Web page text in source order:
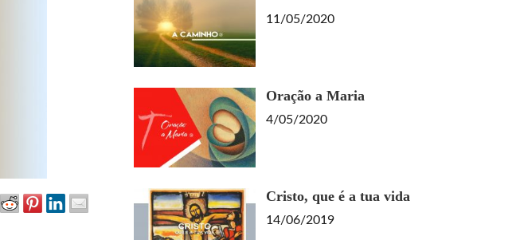
11/05/2020
Oração a Maria
4/05/2020
Cristo, que é a tua vida
14/06/2019